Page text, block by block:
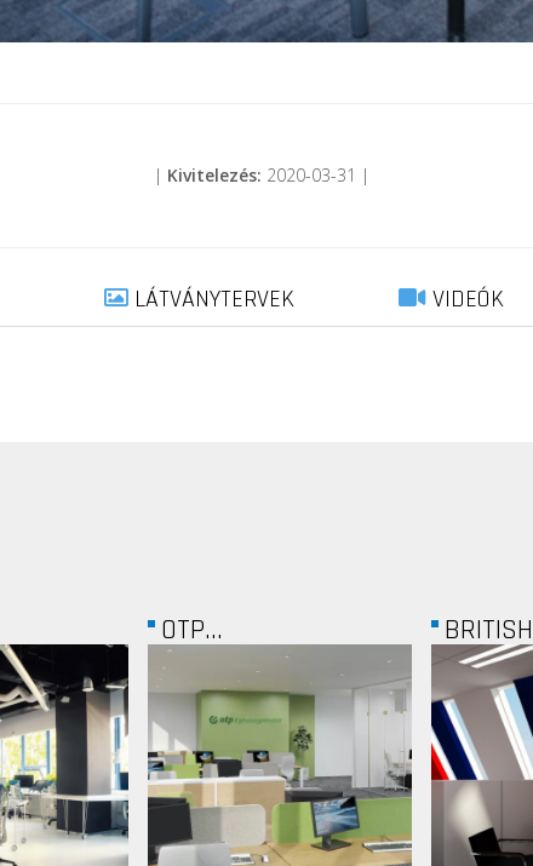
| Kivitelezés: 2020-03-31 |
LÁTVÁNYTERVEK VIDEÓK
BRITISH CHAMBER... INDOTEK